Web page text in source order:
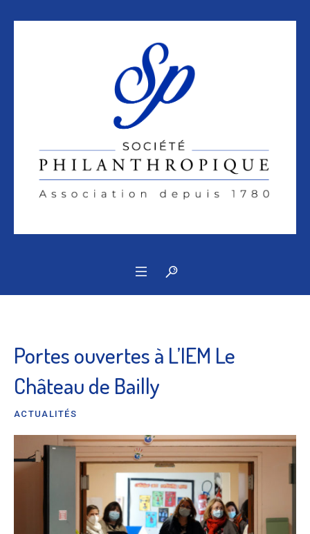
Portes ouvertes à L’IEM Le
Château de Bailly
ACTUALITÉS